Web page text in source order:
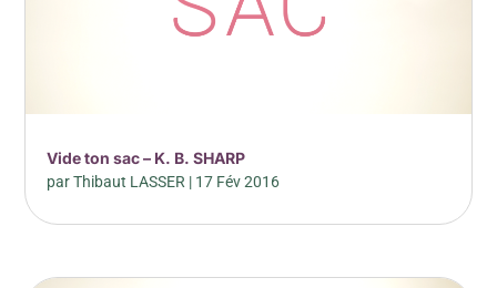
Vide ton sac – K. B. SHARP
parThibaut LASSER | 17 Fév 2016